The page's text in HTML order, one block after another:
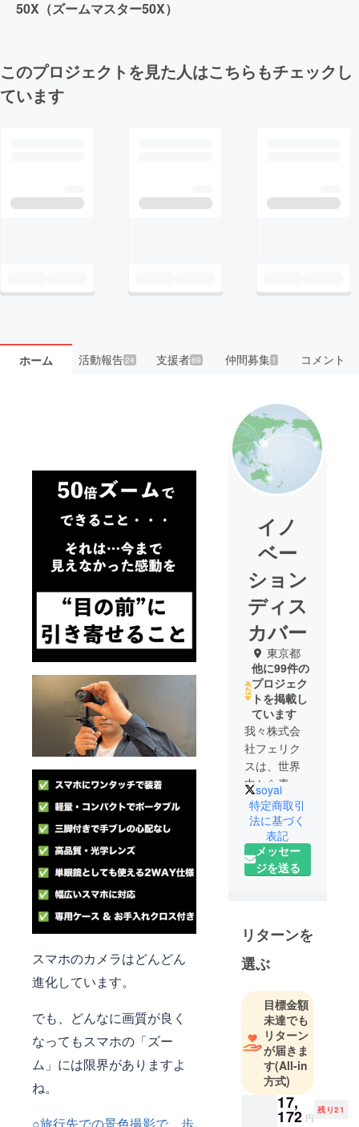
50X（ズームマスター50X）
このプロジェクトを見た人はこちらもチェックし
ています
ホーム 活動報告24 支援者69 仲間募集 1 コメント
スマホのカメラはどんどん
進化しています。
でも、どんなに画質が良く
なってもスマホの「ズー
ム」には限界がありますよ
ね。
イノ
ベー
ション
ディス
カバー
東京都
他に99件の
プロジェク
トを掲載し
ています
我々株式会
社フェリク
スは、世界
中から素晴
らしい製品
を探した
り、人々の
生活に役に
立つ製品の
我々が日本
に出す製品
た、とみな
さまに喜ん
でいただれ
ば本望で
す。
soyai
特定商取引
法に基づく
表記
メッセー
ジを送る
リターンを
選ぶ
目標金額
未達でも
リターン
が届きま
す(All-in
方式)
17,
172 円
残り21